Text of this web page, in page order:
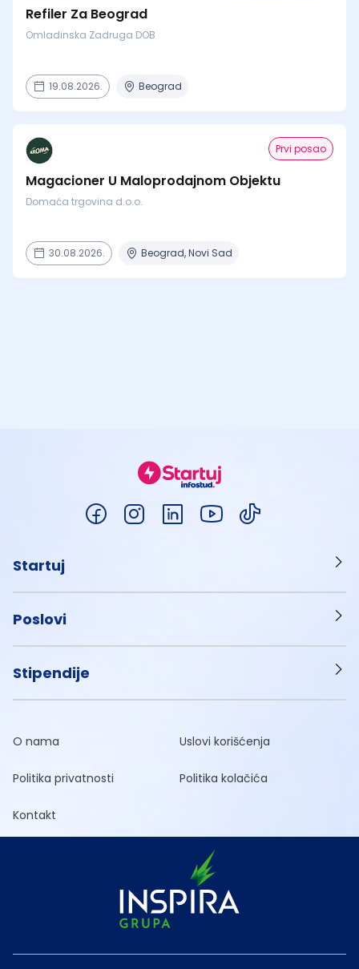
Refiler Za Beograd
Omladinska Zadruga DOB
19.08.2026. Beograd
Prvi posao
Magacioner U Maloprodajnom Objektu
Domaća trgovina d.o.o.
30.08.2026. Beograd, Novi Sad
Startuj
Poslovi
Stipendije
O nama Uslovi korišćenja
Politika privatnosti Politika kolačića
Kontakt